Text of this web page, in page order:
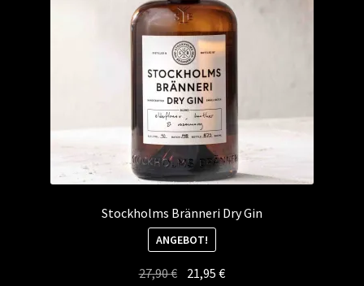
Stockholms Bränneri Dry Gin
ANGEBOT!
27,90€ Ursprünglicher
21,95€Aktueller